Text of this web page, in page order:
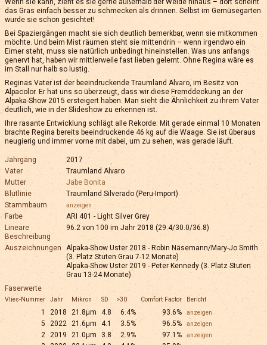
Wenn sie kann, zieht es sie gerne außerhalb der Weide hinaus – dort scheint
das Gras einfach besser zu schmecken als drinnen. Selbst im Gemüsegarten
wurde sie schon gesichtet!
Bei Spaziergängen macht sie sich deutlich bemerkbar, wenn sie mitkommen
möchte. Und beim Mist räumen steht sie mittendrin – wenn irgendwo ein
Eimer steht, muss sie natürlich unbedingt hineinstellen. Was uns anfangs
genervt hat, haben wir mittlerweile fast lieben gelernt. Ohne Regina wäre es
im Stall nur halb so lustig.
Reginas Vater ist der beeindruckende Traumland Alvaro, im Besitz von
Alpacolor. Er hat uns so überzeugt, dass wir diese Fremddeckung an der
Alpaka-Show 2015 ersteigert haben. Man sieht die Ähnlichkeit zu ihrem Vater
deutlich, wie in der Slideshow zu erkennen ist.
Ihre rasante Entwicklung schlägt alle Rekorde: Mit gerade einmal 10 Monaten
brachte Regina bereits beeindruckende 46 kg auf die Waage. Sie ist überaus
neugierig und immer vorne mit dabei, um zu sehen, was gerade läuft.
Jahrgang
2017
Vater
Traumland Alvaro
Mutter
Jabe Bonita
Blutlinie
Traumland Silverado (Peru-Import)
Stammbaum
anzeigen
Farbe
ARI 401 - Light Silver Grey
Lineare
Beschreibung
96.2 von 100 im Jahr 2018 (29.4/30.0/36.8)
Auszeichnungen
Alpaka-Show Uster 2018 - Robin Näsemann/Mary-Jo Smith
(3. Platz Stuten Grau 7-12 Monate)
Alpaka-Show Uster 2019 - Peter Kennedy (3. Platz Stuten
Grau 13-24 Monate)
Faserwerte
Vlies-Nummer Jahr Mikron SD >30 Comfort Factor Bericht
1 2018 21.8µm 4.8 6.4% 93.6% anzeigen
5 2022 21.6µm 4.1 3.5% 96.5% anzeigen
2 2019 21.0µm 3.8 2.9% 97.1% anzeigen